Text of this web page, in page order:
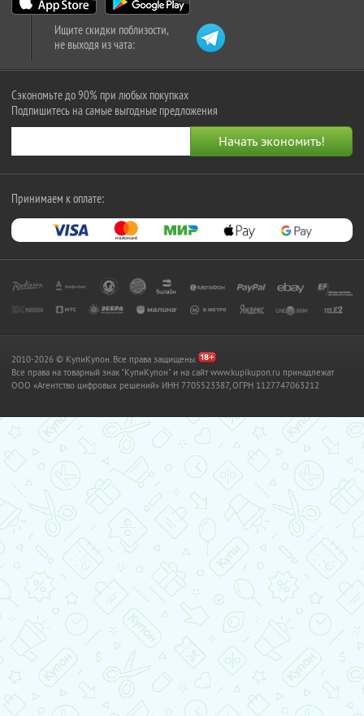
Ищите скидки поблизости,
не выходя из чата:
Сэкономьте до 90% при любых покупках
Подпишитесь на самые выгодные предложения
Принимаем к оплате:
2010-2026 © КупиКупон. Все права защищены.
Все права на товарный знак "КупиКупон" и на сайт www.kupikupon.ru принадлежат
OOO «Агентство цифровых решений» ИНН 7705523387, ОГРН 1127747063212